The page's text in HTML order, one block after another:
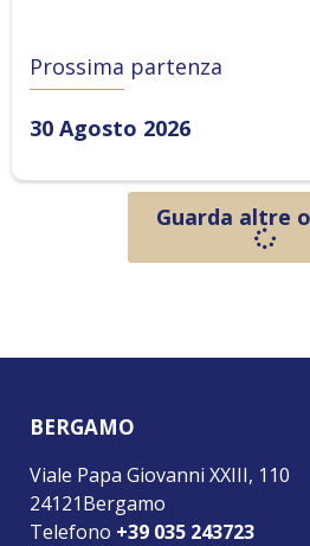
Prossima partenza
30 Agosto 2026
Guarda altre
BERGAMO
Viale Papa Giovanni XXIII, 110
24121Bergamo
Telefono +39 035 243723